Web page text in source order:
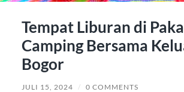
Tempat Liburan di
Camping Bersama
Bogor
JULI 15, 2024 / 0 COMMENTS